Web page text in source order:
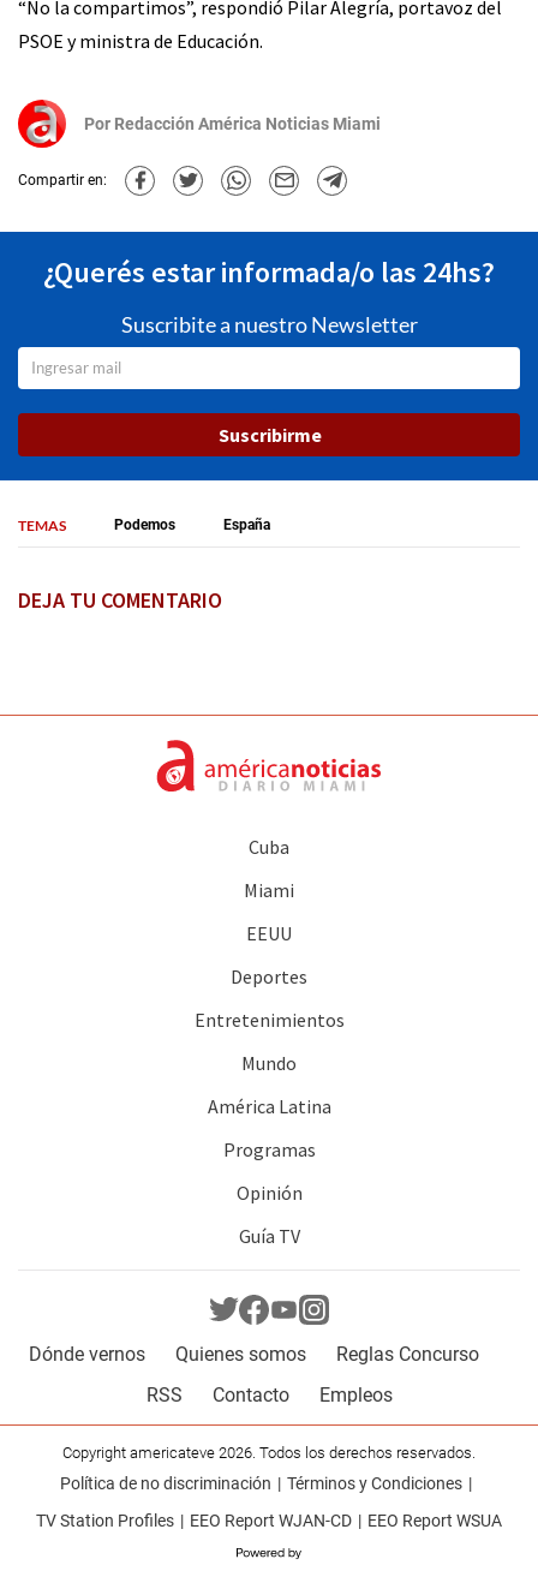
“No la compartimos”, respondió Pilar Alegría, portavoz del
PSOE y ministra de Educación.
Por Redacción América Noticias Miami
Compartir en:
¿Querés estar informada/o las 24hs?
Suscribite a nuestro Newsletter
Suscribirme
TEMAS Podemos España
DEJA TU COMENTARIO
Cuba
Miami
EEUU
Deportes
Entretenimientos
Mundo
América Latina
Programas
Opinión
Guía TV
Dónde vernos Quienes somos
Reglas Concurso
RSS
Contacto Empleos
Copyright americateve 2026. Todos los derechos reservados.
Política de no discriminación
Términos y Condiciones
TV Station Profiles
EEO Report WJAN-CD EEO Report WSUA